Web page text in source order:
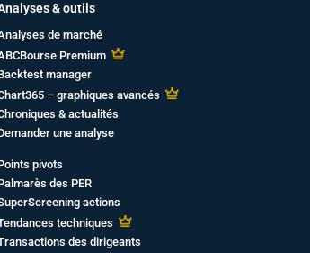
& outils
de marché
Premium
manager
– graphiques avancés
& actualités
une analyse
pivots
des PER
actions
techniques
des dirigeants